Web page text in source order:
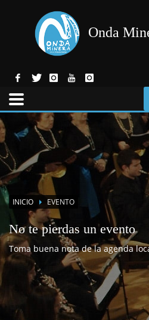
Onda
INICIO EVENTO
No te pierdas un evento
Toma buena nota de la agenda